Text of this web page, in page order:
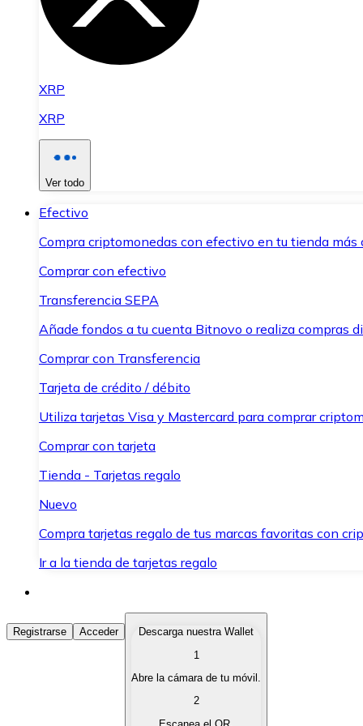
XRP
XRP
Ver todo
Efectivo
Compra criptomonedas con efectivo en tu tienda más
Comprar con efectivo
Transferencia SEPA
Añade fondos a tu cuenta Bitnovo o realiza compras
Comprar con Transferencia
Tarjeta de crédito / débito
Utiliza tarjetas Visa y Mastercard para comprar
Comprar con tarjeta
Tienda - Tarjetas regalo
Nuevo
Compra tarjetas regalo de tus marcas favoritas con
Ir a la tienda de tarjetas regalo
Comprar Criptomonedas
Compra criptomonedas con diferentes métodos de
Vende tus criptomonedas de forma rápida y segura.
Registrarse Acceder
Descarga nuestra Wallet
1
Abre la cámara de tu móvil.
2